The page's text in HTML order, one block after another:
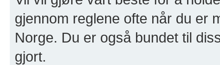
gjennom reglene ofte når du er
Norge. Du er også bundet til
gjort.